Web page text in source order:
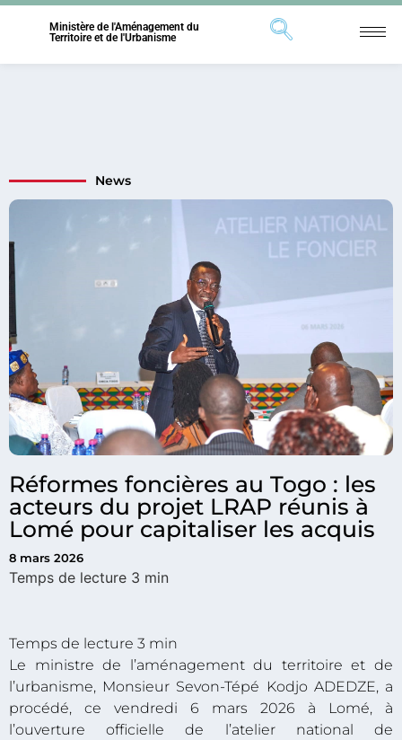
Ministère de l'Aménagement du
Territoire et de l'Urbanisme
Réformes foncières au Togo : les
acteurs du projet LRAP réunis à
Lomé pour capitaliser les acquis
8 mars 2026
News
Le ministre de l’aménagement du territoire et de
l’urbanisme, Monsieur Sevon-Tépé Kodjo ADEDZE, a
procédé, ce vendredi 6 mars 2026 à Lomé, à
l’ouverture officielle de l’atelier national de